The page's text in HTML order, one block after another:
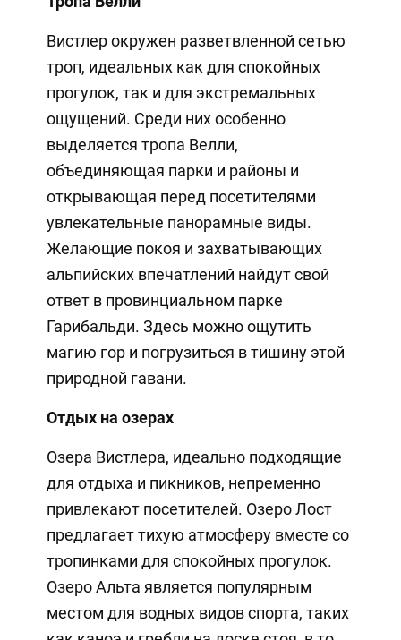
Вистлер окружен разветвленной сетью
троп, идеальных как для спокойных
прогулок, так и для экстремальных
ощущений. Среди них особенно
выделяется тропа Велли,
объединяющая парки и районы и
открывающая перед посетителями
увлекательные панорамные виды.
Желающие покоя и захватывающих
альпийских впечатлений найдут свой
ответ в провинциальном парке
Гарибальди. Здесь можно ощутить
магию гор и погрузиться в тишину этой
природной гавани.
Отдых на озерах
Озера Вистлера, идеально подходящие
для отдыха и пикников, непременно
привлекают посетителей. Озеро Лост
предлагает тихую атмосферу вместе со
тропинками для спокойных прогулок.
Озеро Альта является популярным
местом для водных видов спорта, таких